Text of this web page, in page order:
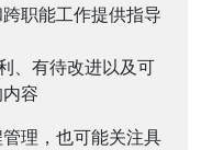
职能工作提供指导
、有待改进以及可
容
理，也可能关注具